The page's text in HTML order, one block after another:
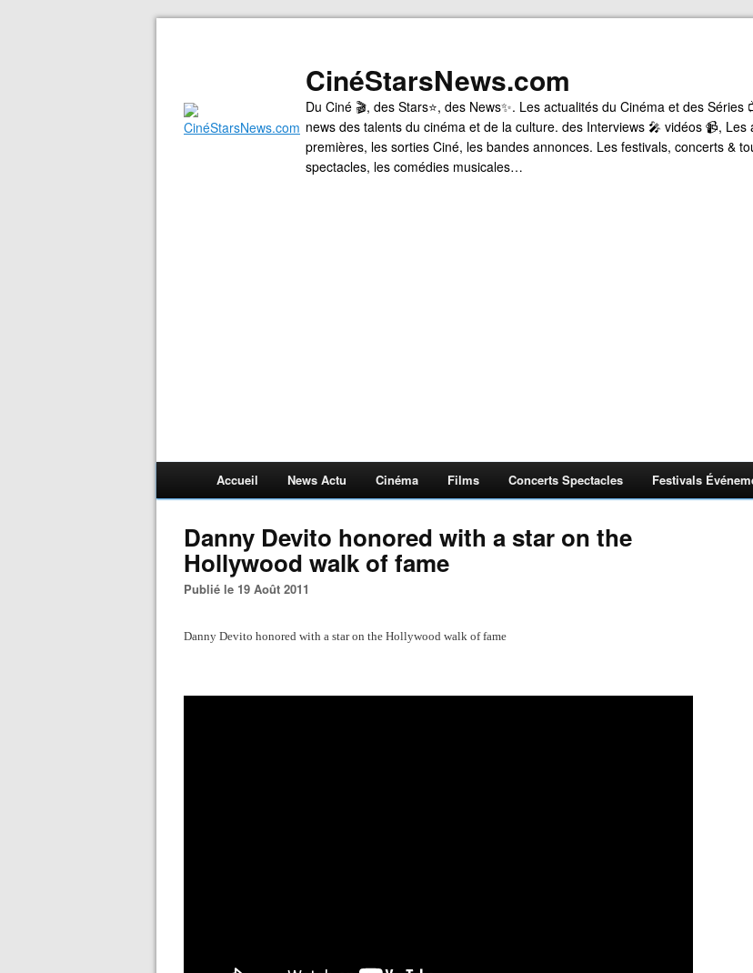
CinéStarsNews.com
Du Ciné 🎬, des Stars⭐, des News✨. Les actualités du Cinéma et des Séries
news des talents du cinéma et de la culture. des Interviews 🎤 vidéos 📹, Les
premières, les sorties Ciné, les bandes annonces. Les festivals, concerts &
spectacles, les comédies musicales…
Accueil News Actu Cinéma Films Concerts Spectacles Festivals
Danny Devito honored with a star on the
Hollywood walk of fame
Publié le 19 Août 2011
Danny Devito honored with a star on the Hollywood walk of fame